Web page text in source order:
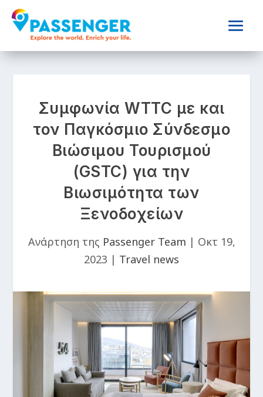
Συμφωνία WTTC με και
τον Παγκόσμιο Σύνδεσμο
Βιώσιμου Τουρισμού
(GSTC) για την
Βιωσιμότητα των
Ξενοδοχείων
Ανάρτηση της Passenger Team | Οκτ 19,
2023 | Travel news